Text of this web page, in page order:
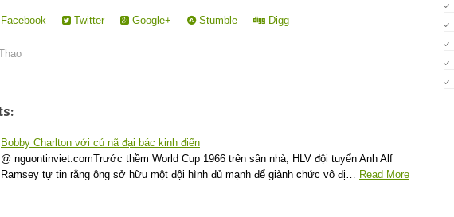
Facebook Twitter Google+ Stumble Digg
Bobby Charlton với cú nã đại bác kinh điển
@ nguontinviet.comTrước thềm World Cup 1966 trên sân nhà, HLV đội tuyển Anh Alf
Ramsey tự tin rằng ông sở hữu một đội hình đủ mạnh để giành chức vô đị…
Read More